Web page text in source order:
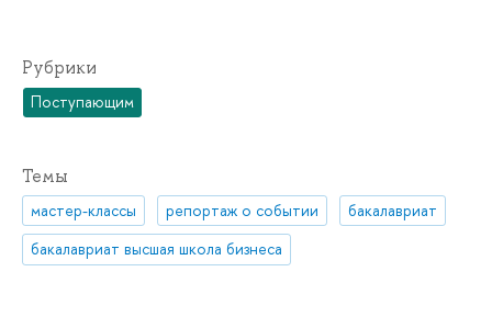
Рубрики
Поступающим
Темы
мастер-классы репортаж о событии
бакалавриат
бакалавриат высшая школа бизнеса